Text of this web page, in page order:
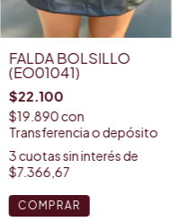
FALDA BOLSILLO
(EO01041)
$22.100
$19.890con
Transferencia o depósito
3cuotas sin interés de
$7.366,67
COMPRAR